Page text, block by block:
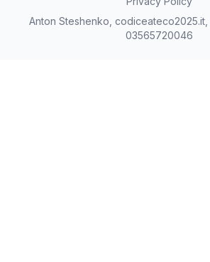
Anton Steshenko, codiceateco2025.it,
03565720046